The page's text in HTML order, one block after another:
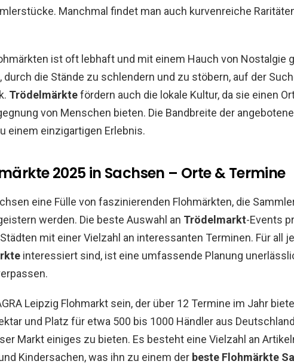
Manchmal findet man auch kurvenreiche
ist oft lebhaft und mit einem Hauch von Nostalgie
durch die Stände zu schlendern und zu stöbern, auf der
Trödelmärktefördern auch die lokale Kultur, da sie einen
von Menschen bieten. Die Bandbreite der
einem einzigartigen Erlebnis.
2025 in Sachsen – Orte & Termine
eine Fülle von faszinierenden Flohmärkten, die
werden. Die beste Auswahl an Trödelmarkt-Events
mit einer Vielzahl an interessanten Terminen. Für all
interessiert sind, ist eine umfassende Planung
Leipzig Flohmarkt sein, der über 12 Termine im Jahr
und Platz für etwa 500 bis 1000 Händler aus
Markt einiges zu bieten. Es besteht eine Vielzahl an
Kindersachen, was ihn zu einem der beste Flohmärkte